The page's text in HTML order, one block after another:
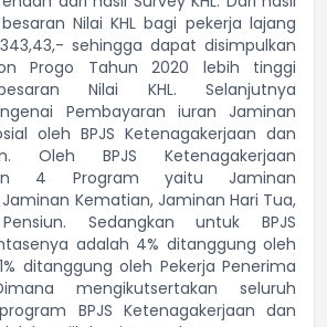
Nilai KHL bagi pekerja lajang
sehingga dapat disimpulkan
Progo Tahun 2020 lebih tinggi
Nilai KHL. Selanjutnya
Pembayaran iuran Jaminan
oleh BPJS Ketenagakerjaan dan
Oleh BPJS Ketenagakerjaan
4 Program yaitu Jaminan
Kematian, Jaminan Hari Tua,
Sedangkan untuk BPJS
adalah 4% ditanggung oleh
ditanggung oleh Pekerja Penerima
mengikutsertakan seluruh
BPJS Ketenagakerjaan dan